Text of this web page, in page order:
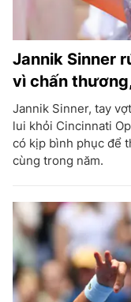
Jannik Sinner
vì chấn
Jannik Sinner, tay
lui khỏi Cincinnati
có kịp bình phục để
cùng trong năm.